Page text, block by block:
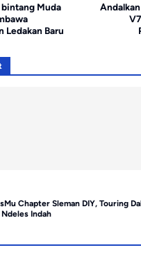
Muda
Ledakan Baru
Chapter Sleman DIY, Touring
Indah